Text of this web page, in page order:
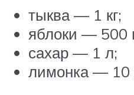
тыква — 1 кг;
яблоки — 500
сахар — 1 л;
лимонка — 10